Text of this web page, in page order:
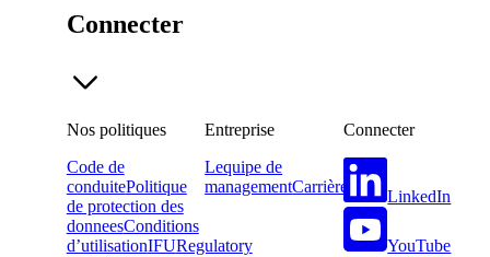
Connecter
Nos politiques
Code de
conduitePolitique
de protection des
donneesConditions
d’utilisationIFURegulatory
Entreprise
Lequipe de
managementCarrière
Connecter
LinkedIn
YouTube